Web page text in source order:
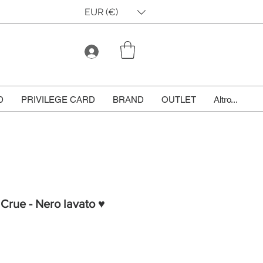
EUR (€)
PRIVILEGE CARD BRAND OUTLET Altro...
- Nero lavato ♥